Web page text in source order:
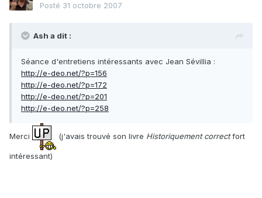
Posté 31 octobre 2007
Ash a dit :
Séance d'entretiens intéressants avec Jean Sévillia :
http://e-deo.net/?p=156
http://e-deo.net/?p=172
http://e-deo.net/?p=201
http://e-deo.net/?p=258
Merci (j'avais trouvé son livre Historiquement correctfort
intéressant)